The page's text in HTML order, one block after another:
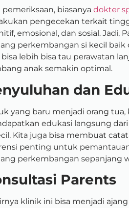
pemeriksaan, biasanya dokter
pengecekan terkait
emosional, dan sosial. Jadi,
perkembangan si kecil baik
lebih bisa tau perawatan
anak semakin optimal.
dan
yang baru menjadi orang
edukasi langsung
Kita juga bisa membuat
penting untuk
perkembangan sepanjang
Parents
klinik ini bisa menjadi